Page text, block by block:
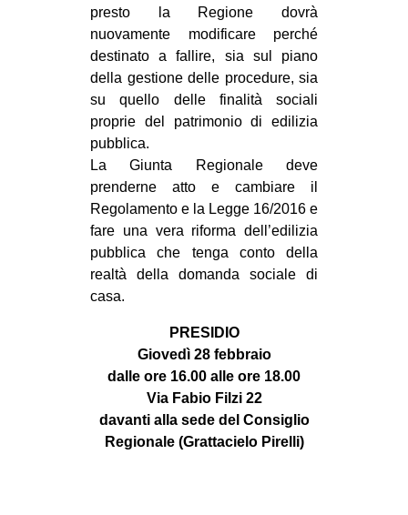
SEARCH
presto la Regione dovrà
nuovamente modificare perché
destinato a fallire, sia sul piano
della gestione delle procedure, sia
su quello delle finalità sociali
proprie del patrimonio di edilizia
pubblica.
La Giunta Regionale deve
prenderne atto e cambiare il
Regolamento e la Legge 16/2016 e
fare una vera riforma dell’edilizia
pubblica che tenga conto della
realtà della domanda sociale di
casa.
PRESIDIO
Giovedì 28 febbraio
dalle ore 16.00 alle ore 18.00
Via Fabio Filzi 22
davanti alla sede del Consiglio
Regionale (Grattacielo Pirelli)